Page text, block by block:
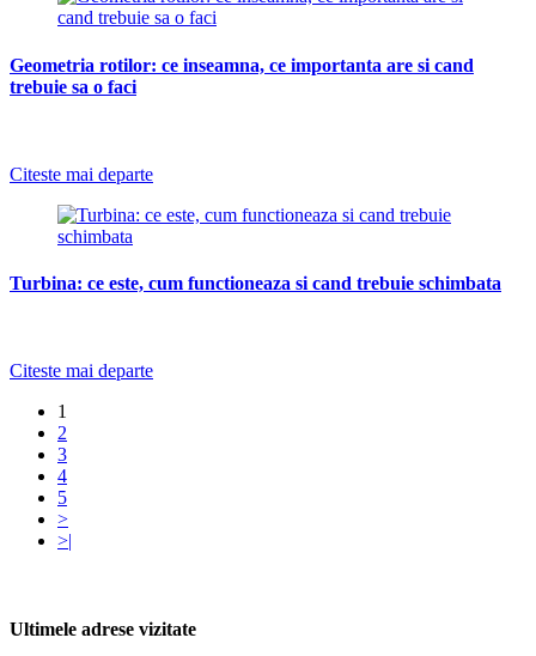
Geometria rotilor: ce inseamna, ce importanta are si cand
trebuie sa o faci
Citeste mai departe
Turbina: ce este, cum functioneaza si cand trebuie schimbata
Citeste mai departe
1
2
3
4
5
>
>|
Ultimele adrese vizitate